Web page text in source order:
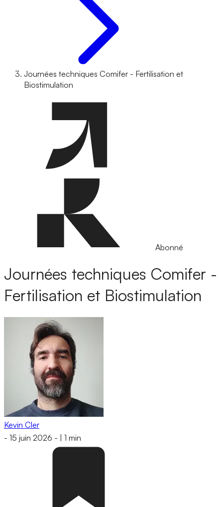
Journées techniques Comifer - Fertilisation et
Biostimulation
Abonné
Journées techniques Comifer -
Fertilisation et Biostimulation
Kevin Cler
- 15 juin 2026 - 1 min